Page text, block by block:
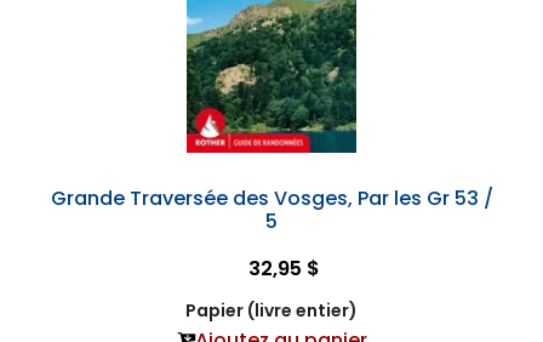
Grande Traversée des Vosges, Par les Gr 53 /
5
32,95 $
Papier (livre entier)